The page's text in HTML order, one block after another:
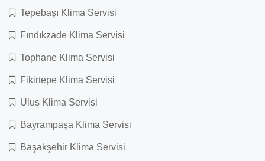
Tepebaşı Klima Servisi
Fındıkzade Klima Servisi
Tophane Klima Servisi
Fikirtepe Klima Servisi
Ulus Klima Servisi
Bayrampaşa Klima Servisi
Başakşehir Klima Servisi